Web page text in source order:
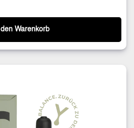
den Warenkorb